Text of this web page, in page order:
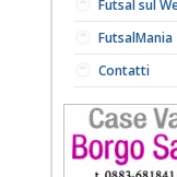
Futsal sul
FutsalMania
Contatti